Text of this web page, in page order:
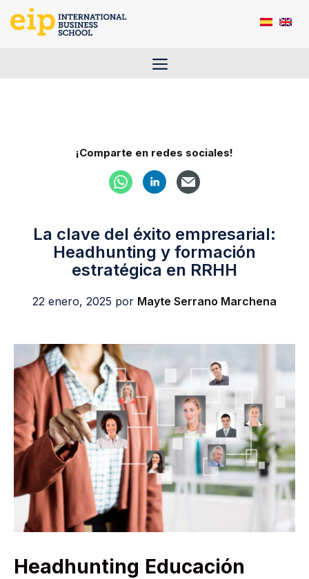
Saltar
Menú
¡Comparte en redes sociales!
La clave del éxito empresarial:
Headhunting y formación
estratégica en RRHH
22 enero, 2025 por Mayte Serrano Marchena
Headhunting Educación